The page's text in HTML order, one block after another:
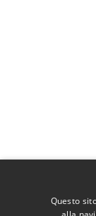
Questo